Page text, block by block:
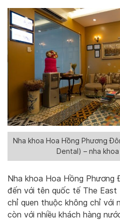
Nha khoa Hoa Hồng Phương
Dental) – nha
Nha khoa Hoa Hồng
đến với tên quốc tế The East
chỉ quen thuộc không chỉ với
còn với nhiều khách hàng